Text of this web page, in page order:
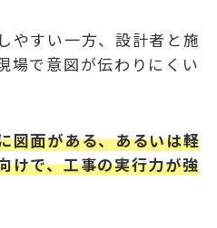
やすい一方、設計者と施
場で意図が伝わりにくい
図面がある、あるいは軽
けで、工事の実行力が強